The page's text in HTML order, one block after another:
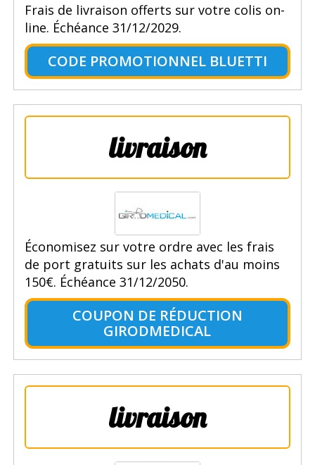
Frais de livraison offerts sur votre colis on-
line. Échéance 31/12/2029.
CODE PROMOTIONNEL BLUETTI
livraison
Économisez sur votre ordre avec les frais
de port gratuits sur les achats d'au moins
150€. Échéance 31/12/2050.
COUPON DE RÉDUCTION
GIRODMEDICAL
livraison